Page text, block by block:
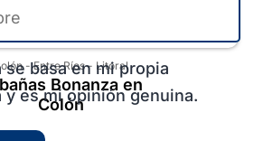
-Entre Ríos- Litoral
Bonanza en
Colón
se basa en mi propia
y es mi opinión genuina.